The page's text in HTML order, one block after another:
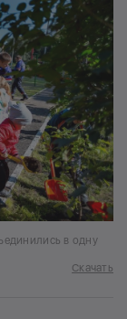
в одну
Скачать